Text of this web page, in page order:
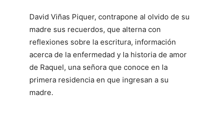
David Viñas Piquer, contrapone al olvido de su
madre sus recuerdos, que alterna con
reflexiones sobre la escritura, información
acerca de la enfermedad y la historia de amor
de Raquel, una señora que conoce en la
primera residencia en que ingresan a su
madre.